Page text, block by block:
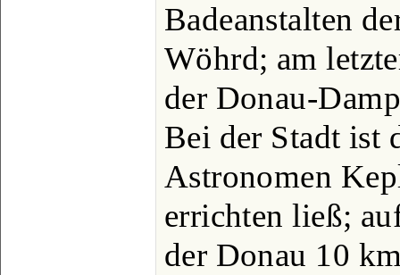
Badeanstalten
Wöhrd; am
der Donau-
Bei der Stadt ist
Astronomen
errichten ließ;
der Donau 10